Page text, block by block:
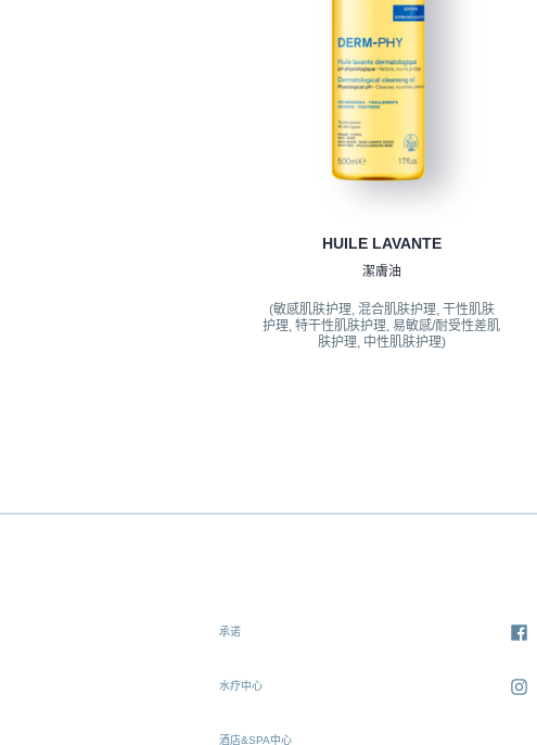
HUILE LAVANTE
潔膚油
(敏感肌肤护理, 混合肌肤护理, 干性肌肤
护理, 特干性肌肤护理, 易敏感/耐受性差肌
肤护理, 中性肌肤护理)
承诺
水疗中心
酒店&SPA中心